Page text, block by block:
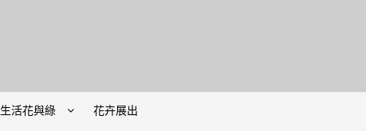
生活花與綠 花卉展出